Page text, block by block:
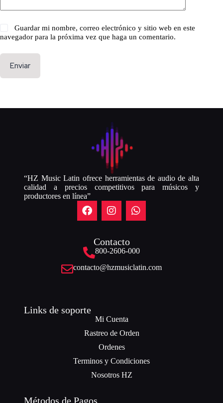
Guardar mi nombre, correo electrónico y sitio web en este
navegador para la próxima vez que haga un comentario.
Enviar
“HZ Music Latin ofrece herramientas de audio de alta
calidad a precios competitivos para músicos y
productores en línea”
Contacto
800-2606-000
contacto@hzmusiclatin.com
Links de soporte
Mi Cuenta
Rastreo de Orden
Ordenes
Terminos y Condiciones
Nosotros HZ
Métodos de Pagos